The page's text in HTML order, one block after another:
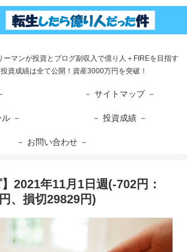
ーマンが投資とブログ副収入で億り人＋FIREを目指す
資成績は全て公開！資産3000万円を突破！
－ サイトマップ －
－ － 投資成績 －
－ お問い合わせ －
】2021年11月1日週(-702円：
、損切29829円)